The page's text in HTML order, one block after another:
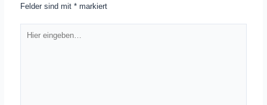
Felder sind mit* markiert
eingeben…